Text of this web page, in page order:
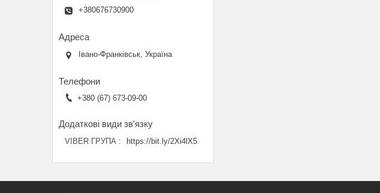
+380676730900
Івано-Франківськ, Україна
+380 (67) 673-09-00
VIBER ГРУПА https://bit.ly/2Xi4lX5